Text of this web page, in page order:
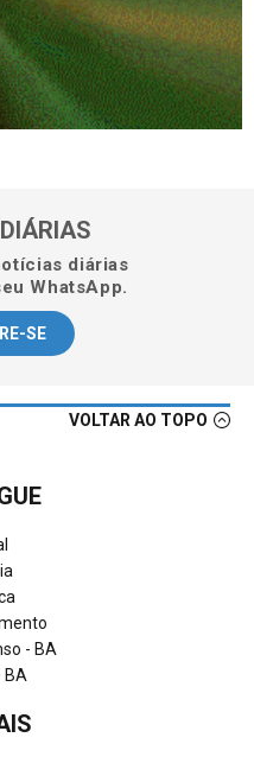
diárias
WhatsApp.
SE
VOLTAR AO TOPO
- BA
BA